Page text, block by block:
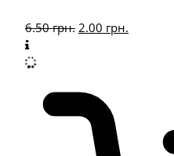
6.50грн. 2.00 грн.